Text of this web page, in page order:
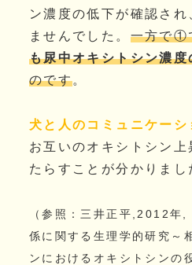
ン濃度の低下が確認され
ませんでした。 一方で①
も尿中オキシトシン濃度
のです。
犬と人のコミュニケー
お互いのオキシトシン上
たらすことが分かりま
（参照：三井正平,2012年,
係に関する生理学的研究～
ンにおけるオキシトシンの